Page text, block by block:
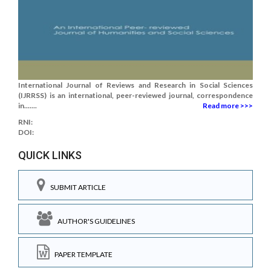
International Journal of Reviews and Research in Social Sciences
(IJRRSS) is an international, peer-reviewed journal, correspondence
in.......
Read more >>>
RNI:
DOI:
QUICK LINKS
SUBMIT ARTICLE
AUTHOR'S GUIDELINES
PAPER TEMPLATE